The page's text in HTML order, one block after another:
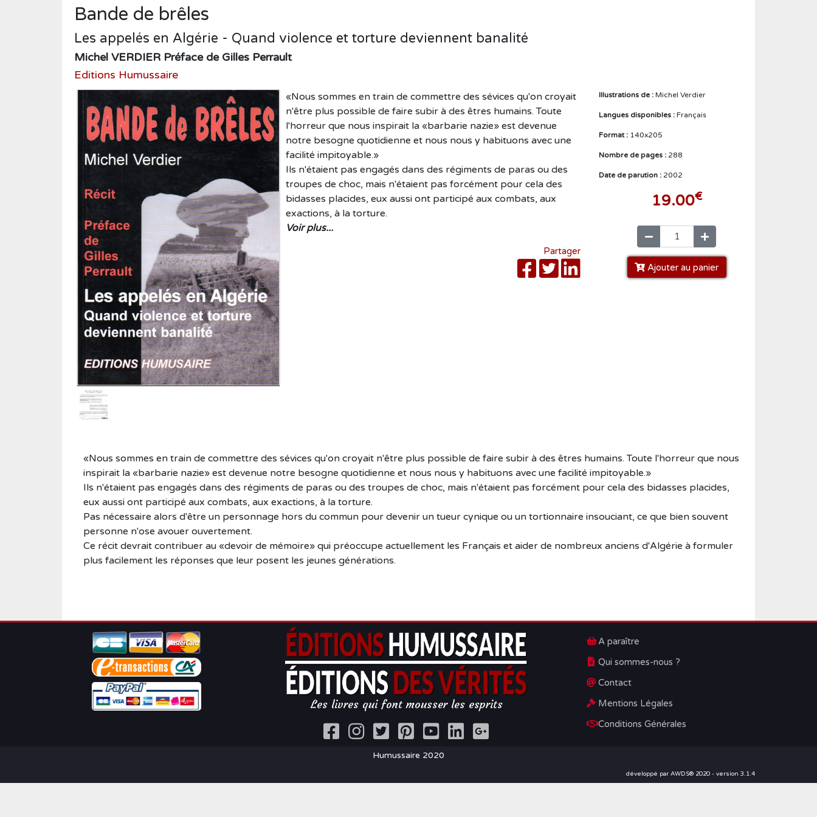
Nouvelles
Poésie
Policier
Politique
Réalités
Religions
Roman
Roman historique
Sciences
Sciences humaines
Témoignages
Vie d'antan
Bande de brêles
Les appelés en Algérie - Quand violence et torture deviennent banalité
Michel VERDIER Préface de Gilles Perrault
Editions Humussaire
«Nous sommes en train de commettre des sévices qu'on croyait
n'être plus possible de faire subir à des êtres humains. Toute
l'horreur que nous inspirait la «barbarie nazie» est devenue
notre besogne quotidienne et nous nous y habituons avec une
facilité impitoyable.»
Ils n'étaient pas engagés dans des régiments de paras ou des
troupes de choc, mais n'étaient pas forcément pour cela des
bidasses placides, eux aussi ont participé aux combats, aux
exactions, à la torture.
Voir plus...
Partager
Illustrations de : Michel Verdier
Langues disponibles : Français
Format : 140x205
Nombre de pages : 288
Date de parution : 2002
19.00€
Ajouter au panier
«Nous sommes en train de commettre des sévices qu'on croyait n'être plus possible de faire subir à des êtres humains. Toute l'horreur que nous
inspirait la «barbarie nazie» est devenue notre besogne quotidienne et nous nous y habituons avec une facilité impitoyable.»
Ils n'étaient pas engagés dans des régiments de paras ou des troupes de choc, mais n'étaient pas forcément pour cela des bidasses placides,
eux aussi ont participé aux combats, aux exactions, à la torture.
Pas nécessaire alors d'être un personnage hors du commun pour devenir un tueur cynique ou un tortionnaire insouciant, ce que bien souvent
personne n'ose avouer ouvertement.
Ce récit devrait contribuer au «devoir de mémoire» qui préoccupe actuellement les Français et aider de nombreux anciens d'Algérie à formuler
plus facilement les réponses que leur posent les jeunes générations.
Les livres qui font mousser les esprits
A paraître
Qui sommes-nous ?
Contact
Mentions Légales
Conditions Générales
Humussaire 2020
développé par AWDS® 2020 - version 3.1.4